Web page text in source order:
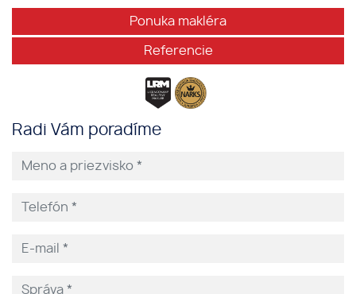
Ponuka makléra
Referencie
Radi Vám poradíme